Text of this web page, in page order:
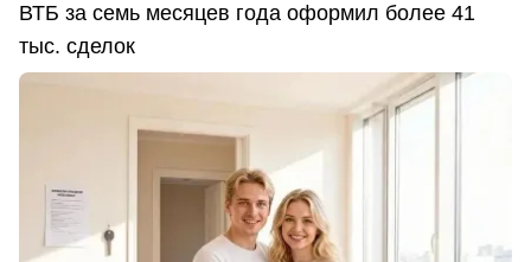
ВТБ за семь месяцев года оформил более 41
тыс. сделок